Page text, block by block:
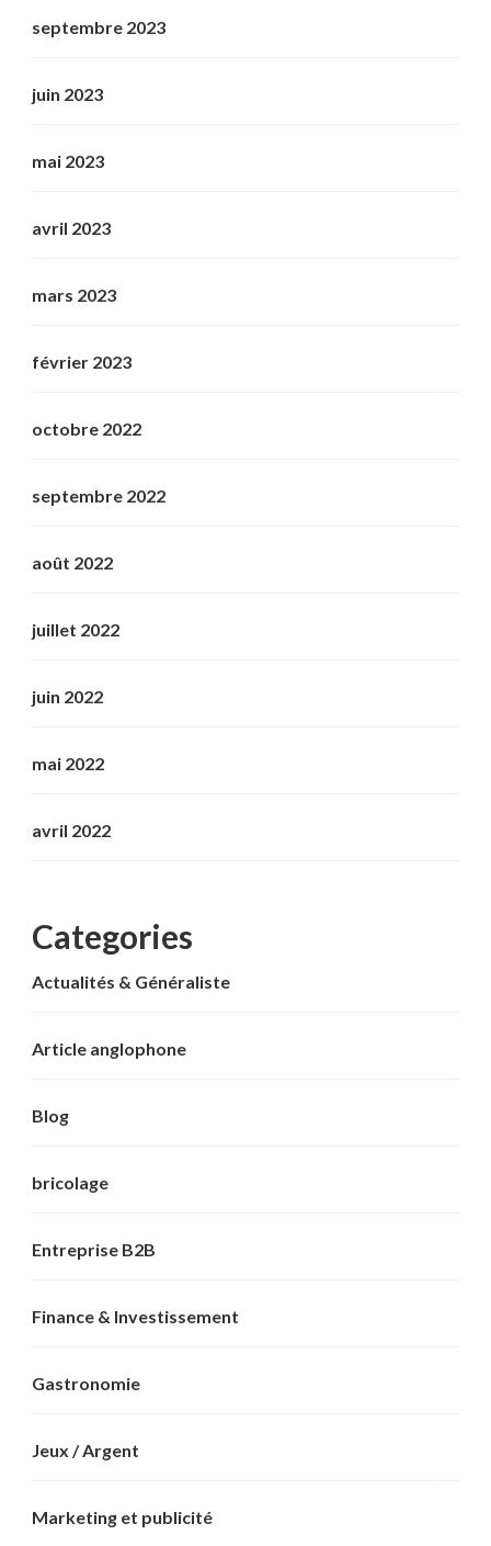
septembre 2023
juin 2023
mai 2023
avril 2023
mars 2023
février 2023
octobre 2022
septembre 2022
août 2022
juillet 2022
juin 2022
mai 2022
avril 2022
Categories
Actualités & Généraliste
Article anglophone
Blog
bricolage
Entreprise B2B
Finance & Investissement
Gastronomie
Jeux / Argent
Marketing et publicité